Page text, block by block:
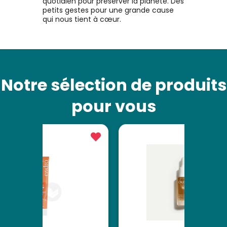
petits gestes pour une grande cause
qui nous tient à cœur.
Notre sélection de produits
pour vous